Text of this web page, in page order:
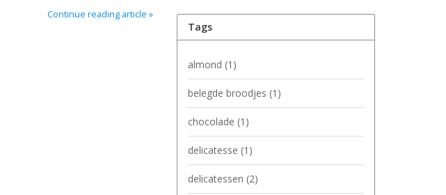
Continue reading article »
Tags
almond (1)
belegde broodjes (1)
chocolade (1)
delicatesse (1)
delicatessen (2)